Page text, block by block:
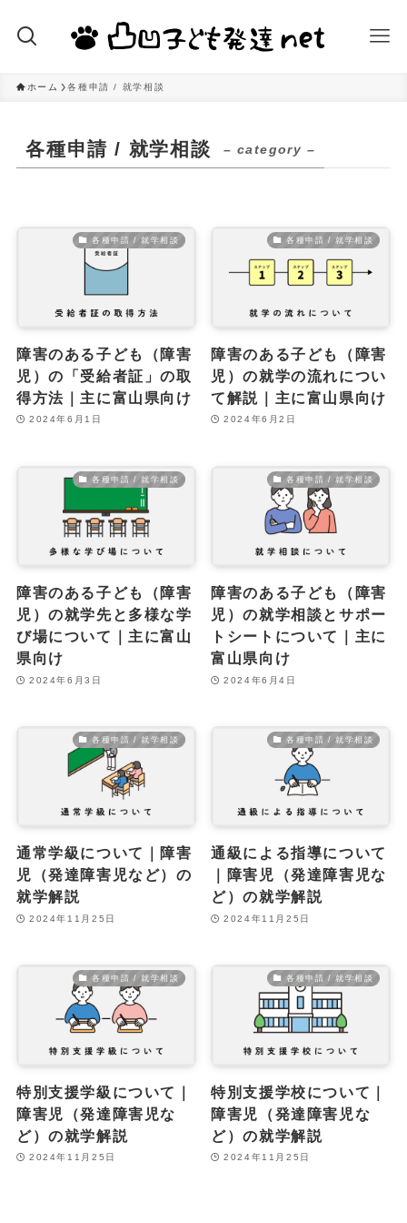
ホーム 各種申請 / 就学相談
各種申請 / 就学相談 – category –
各種申請 / 就学相談
障害のある子ども（障害
児）の「受給者証」の取
得方法｜主に富山県向け
2024年6月1日
各種申請 / 就学相談
障害のある子ども（障害
児）の就学の流れについ
て解説｜主に富山県向け
2024年6月2日
各種申請 / 就学相談
障害のある子ども（障害
児）の就学先と多様な学
び場について｜主に富山
県向け
2024年6月3日
各種申請 / 就学相談
障害のある子ども（障害
児）の就学相談とサポー
トシートについて｜主に
富山県向け
2024年6月4日
各種申請 / 就学相談
通常学級について｜障害
児（発達障害児など）の
就学解説
2024年11月25日
各種申請 / 就学相談
通級による指導について
｜障害児（発達障害児な
ど）の就学解説
2024年11月25日
各種申請 / 就学相談
特別支援学級について｜
障害児（発達障害児な
ど）の就学解説
2024年11月25日
各種申請 / 就学相談
特別支援学校について｜
障害児（発達障害児な
ど）の就学解説
2024年11月25日